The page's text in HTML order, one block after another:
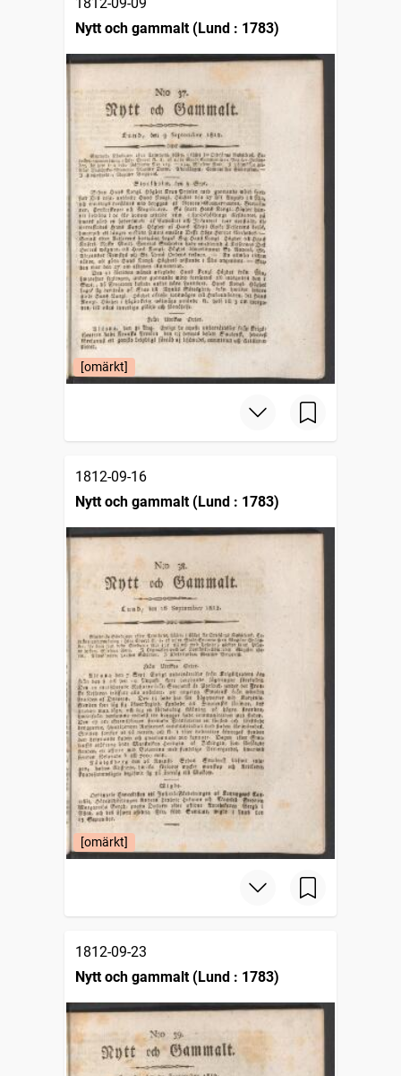
Nytt och gammalt (Lund : 1783)
[omärkt]
1812-09-16
Nytt och gammalt (Lund : 1783)
[omärkt]
1812-09-23
Nytt och gammalt (Lund : 1783)